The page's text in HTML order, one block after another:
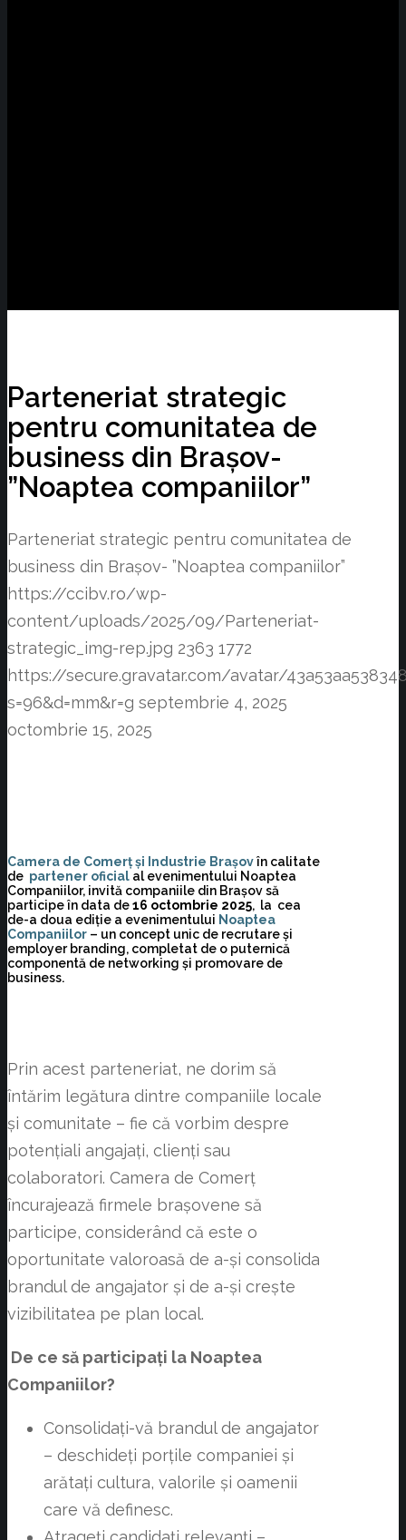
Parteneriat strategic
pentru comunitatea de
business din Brașov-
”Noaptea companiilor”
Parteneriat strategic pentru comunitatea de
business din Brașov- ”Noaptea companiilor”
https://ccibv.ro/wp-
content/uploads/2025/09/Parteneriat-
strategic_img-rep.jpg 2363 1772
https://secure.gravatar.com/avatar/
s=96&d=mm&r=g septembrie 4, 2025
octombrie 15, 2025
Camera de Comerț și Industrie Brașovîn calitate
de partener oficial al evenimentului Noaptea
Companiilor, invită companiile din Brașov să
participe în data de16 octombrie 2025, la cea
de-a doua ediție a evenimentului Noaptea
Companiilor – un concept unic de recrutare și
employer branding, completat de o puternică
componentă de networking și promovare de
business.
Prin acest parteneriat, ne dorim să
întărim legătura dintre companiile locale
și comunitate – fie că vorbim despre
potențiali angajați, clienți sau
colaboratori. Camera de Comerț
încurajează firmele brașovene să
participe, considerând că este o
oportunitate valoroasă de a-și consolida
brandul de angajator și de a-și crește
vizibilitatea pe plan local.
De ce să participați la Noaptea
Companiilor?
Consolidați-vă brandul de angajator
– deschideți porțile companiei și
arătați cultura, valorile și oamenii
care vă definesc.